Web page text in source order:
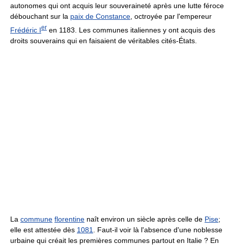
autonomes qui ont acquis leur souveraineté après une lutte féroce
débouchant sur la paix de Constance , octroyée par l'empereur
Frédéric Ier en 1183. Les communes italiennes y ont acquis des
droits souverains qui en faisaient de véritables cités-États.
La commune florentine naît environ un siècle après celle de Pise;
elle est attestée dès 1081
. Faut-il voir là l'absence d'une noblesse
urbaine qui créait les premières communes partout en Italie ? En